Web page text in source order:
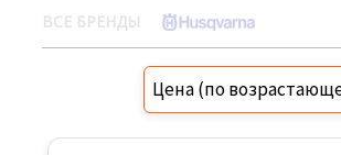
ВСЕ БРЕНДЫ